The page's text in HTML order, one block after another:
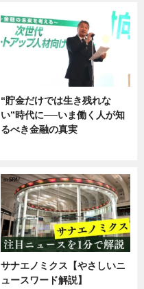
“貯金だけでは生き残れな
い”時代に──いま働く人が知
るべき金融の真実
サナエノミクス【やさしいニ
ュースワード解説】